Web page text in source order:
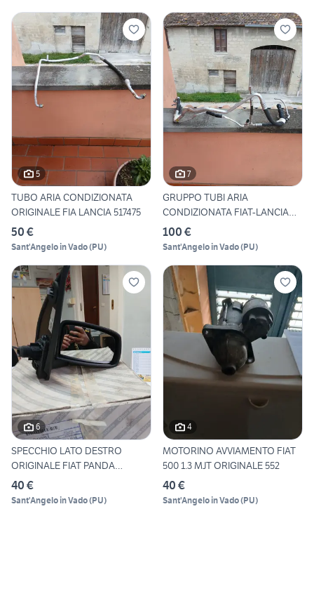
5
TUBO ARIA CONDIZIONATA
ORIGINALE FIA LANCIA 517475
50 €
Sant'Angelo in Vado(PU)
7
GRUPPO TUBI ARIA
CONDIZIONATA FIAT-LANCIA
52039551
100 €
Sant'Angelo in Vado(PU)
6
SPECCHIO LATO DESTRO
ORIGINALE FIAT PANDA
73535718
40 €
Sant'Angelo in Vado(PU)
4
MOTORINO AVVIAMENTO FIAT
500 1.3 MJT ORIGINALE 552
40 €
Sant'Angelo in Vado(PU)